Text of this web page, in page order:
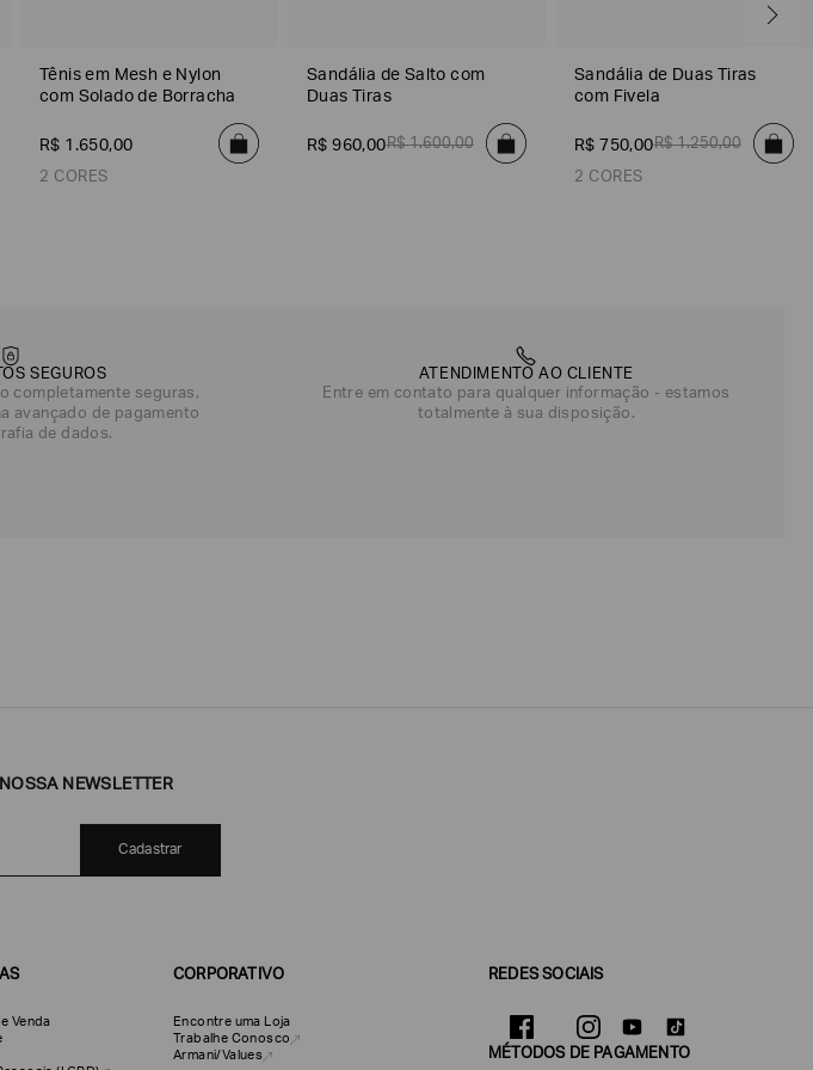
Tênis em Mesh e Nylon
com Solado de Borracha
R$ 1 .650,00
2 CORES
Sandália de Salto com
Duas Tiras
R$ 960,00R$ 1.600,00
Sandália de Duas Tiras
com Fivela
R$ 750,00R$ 1.250,00
2 CORES
SEGUROS
completamente seguras,
avançado de pagamento
de dados.
ATENDIMENTO AO CLIENTE
Entre em contato para qualquer informação - estamos
totalmente à sua disposição.
NEWSLETTER
Cadastrar
Venda
CORPORATIVO
Encontre uma Loja
Trabalhe Conosco
Armani/Values
REDES SOCIAIS
MÉTODOS DE PAGAMENTO
Armani